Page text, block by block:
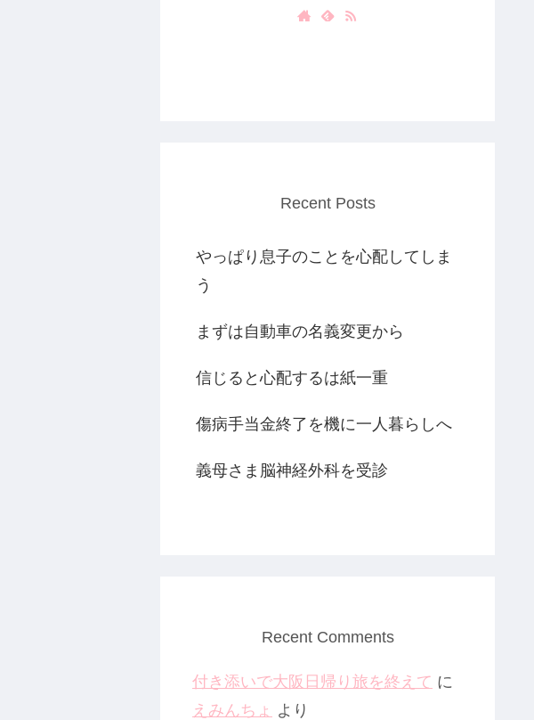
Recent Posts
やっぱり息子のことを心配してしま
う
まずは自動車の名義変更から
信じると心配するは紙一重
傷病手当金終了を機に一人暮らしへ
義母さま脳神経外科を受診
Recent Comments
付き添いで大阪日帰り旅を終えて に
えみんちょ より